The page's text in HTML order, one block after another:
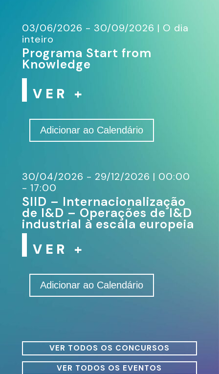
03/06/2026 - 30/09/2026 | O dia
inteiro
Programa Start from
Knowledge
VER +
Adicionar ao Calendário
30/04/2026 - 29/12/2026 | 00:00
- 17:00
SIID – Internacionalização
de I&D – Operações de I&D
industrial à escala europeia
VER +
Adicionar ao Calendário
VER TODOS OS CONCURSOS
VER TODOS OS EVENTOS